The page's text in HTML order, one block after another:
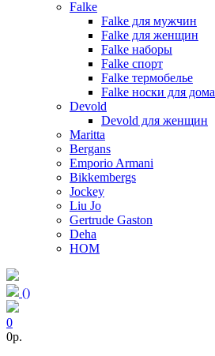
Falke
Falke для мужчин
Falke для женщин
Falke наборы
Falke спорт
Falke термобелье
Falke носки для дома
Devold
Devold для женщин
Maritta
Bergans
Emporio Armani
Bikkembergs
Jockey
Liu Jo
Gertrude Gaston
Deha
HOM
()
0
0p.